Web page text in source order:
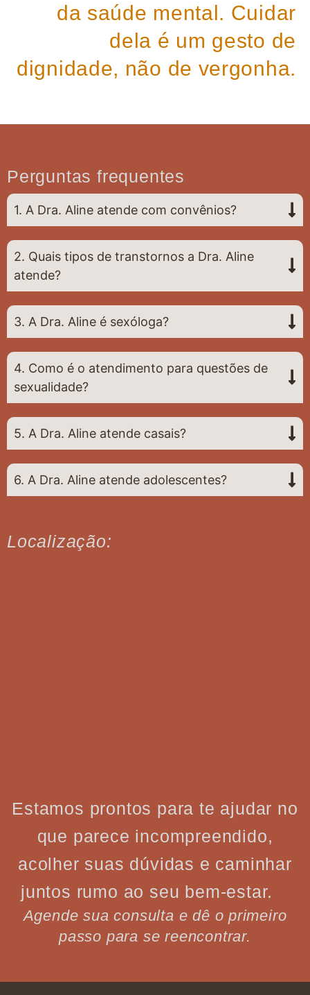
da saúde mental. Cuidar
dela é um gesto de
dignidade, não de vergonha.
Perguntas frequentes
1. A Dra. Aline atende com convênios?
2. Quais tipos de transtornos a Dra. Aline
atende?
3. A Dra. Aline é sexóloga?
4. Como é o atendimento para questões de
sexualidade?
5. A Dra. Aline atende casais?
6. A Dra. Aline atende adolescentes?
Localização:
Estamos prontos para te ajudar no
que parece incompreendido,
acolher suas dúvidas e caminhar
juntos rumo ao seu bem-estar.
Agende sua consulta e dê o primeiro
passo para se reencontrar.